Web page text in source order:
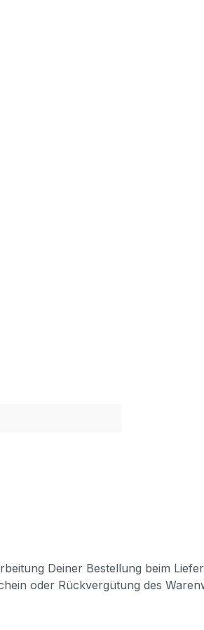
Deiner Bestellung beim
oder Rückvergütung des